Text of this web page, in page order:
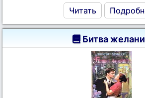
Читать
Битва